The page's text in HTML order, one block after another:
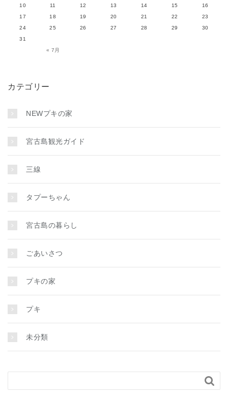
« 7月
10 11 12 13 14 15
16
17
18 19 20 21 22
23
24
25 26 27 28 29
30
31
カテゴリー
NEWプキの家
宮古島観光ガイド
三線
タプーちゃん
宮古島の暮らし
ごあいさつ
プキの家
プキ
未分類
